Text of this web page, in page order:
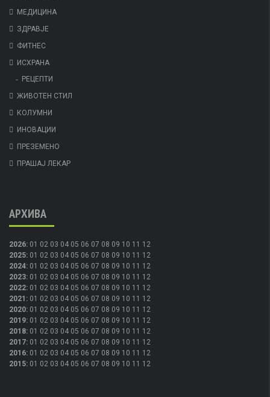
МЕДИЦИНА
ЗДРАВЈЕ
ФИТНЕС
ИСХРАНА
РЕЦЕПТИ
ЖИВОТЕН СТИЛ
КОЛУМНИ
ИНОВАЦИИ
ПРЕЗЕМЕНО
ПРАШАЈ ЛЕКАР
АРХИВА
2026: 01 02 03 04 05 06 07 08 09 10 11 12
2025: 01 02 03 04 05 06 07 08 09 10 11 12
2024: 01 02 03 04 05 06 07 08 09 10 11 12
2023: 01 02 03 04 05 06 07 08 09 10 11 12
2022: 01 02 03 04 05 06 07 08 09 10 11 12
2021 : 01 02 03 04 05 06 07 08 09 10 11 12
2020: 01 02 03 04 05 06 07 08 09 10 11 12
2019: 01 02 03 04 05 06 07 08 09 10 11 12
2018: 01 02 03 04 05 06 07 08 09 10 11 12
2017: 01 02 03 04 05 06 07 08 09 10 11 12
2016: 01 02 03 04 05 06 07 08 09 10 11 12
2015: 01 02 03 04 05 06 07 08 09 10 11 12